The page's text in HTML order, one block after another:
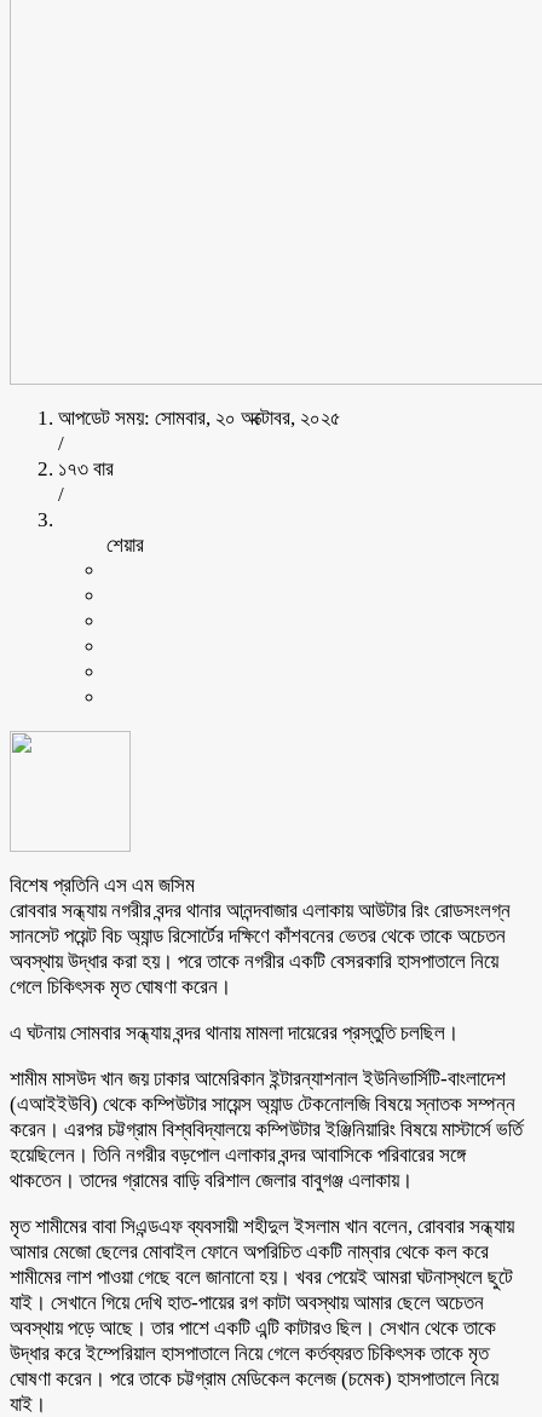
আপডেট সময়: সোমবার, ২০ অক্টোবর, ২০২৫
/
১৭৩ বার
/
শেয়ার
বিশেষ প্রতিনি এস এম জসিম
রোববার সন্ধ্যায় নগরীর বন্দর থানার আনন্দবাজার এলাকায় আউটার রিং রোডসংলগ্ন
সানসেট পয়েন্ট বিচ অ্যান্ড রিসোর্টের দক্ষিণে কাঁশবনের ভেতর থেকে তাকে অচেতন
অবস্থায় উদ্ধার করা হয়। পরে তাকে নগরীর একটি বেসরকারি হাসপাতালে নিয়ে
গেলে চিকিৎসক মৃত ঘোষণা করেন।
এ ঘটনায় সোমবার সন্ধ্যায় বন্দর থানায় মামলা দায়েরের প্রস্তুতি চলছিল।
শামীম মাসউদ খান জয় ঢাকার আমেরিকান ইন্টারন্যাশনাল ইউনিভার্সিটি-বাংলাদেশ
(এআইইউবি) থেকে কম্পিউটার সায়েন্স অ্যান্ড টেকনোলজি বিষয়ে স্নাতক সম্পন্ন
করেন। এরপর চট্টগ্রাম বিশ্ববিদ্যালয়ে কম্পিউটার ইঞ্জিনিয়ারিং বিষয়ে মাস্টার্সে ভর্তি
হয়েছিলেন। তিনি নগরীর বড়পোল এলাকার বন্দর আবাসিকে পরিবারের সঙ্গে
থাকতেন। তাদের গ্রামের বাড়ি বরিশাল জেলার বাবুগঞ্জ এলাকায়।
মৃত শামীমের বাবা সিএন্ডএফ ব্যবসায়ী শহীদুল ইসলাম খান বলেন, রোববার সন্ধ্যায়
আমার মেজো ছেলের মোবাইল ফোনে অপরিচিত একটি নাম্বার থেকে কল করে
শামীমের লাশ পাওয়া গেছে বলে জানানো হয়। খবর পেয়েই আমরা ঘটনাস্থলে ছুটে
যাই। সেখানে গিয়ে দেখি হাত-পায়ের রগ কাটা অবস্থায় আমার ছেলে অচেতন
অবস্থায় পড়ে আছে। তার পাশে একটি এন্টি কাটারও ছিল। সেখান থেকে তাকে
উদ্ধার করে ইম্পেরিয়াল হাসপাতালে নিয়ে গেলে কর্তব্যরত চিকিৎসক তাকে মৃত
ঘোষণা করেন। পরে তাকে চট্টগ্রাম মেডিকেল কলেজ (চমেক) হাসপাতালে নিয়ে
যাই।